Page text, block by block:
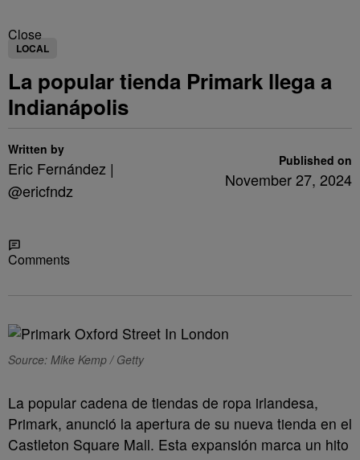
Close
LOCAL
La popular tienda Primark llega a
Indianápolis
Written by
Eric Fernández |
@ericfndz
Published on
November 27, 2024
Comments
Source: Mike Kemp / Getty
La popular cadena de tiendas de ropa irlandesa,
Primark, anunció la apertura de su nueva tienda en el
Castleton Square Mall. Esta expansión marca un hito